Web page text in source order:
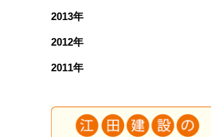
2013年
2012年
2011年